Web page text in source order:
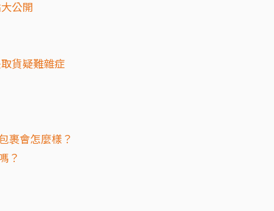
公開
貨疑難雜症
裹會怎麼樣？
？